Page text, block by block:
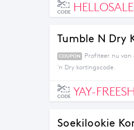
CODE HELLOSALE
Tumble N Dry
COUPON
Profiteer nu van
'n Dry kortingscode.
CODE YAY-
Soekilookie